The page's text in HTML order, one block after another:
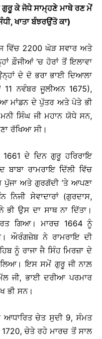
ਕੇ ਜੋਧੇ ਸਾਮ੍ਹਣੇ ਮਾਥੇ ਰਣ ਮੇਂ
ਖਾਤਾ ਬੰਝਰਉਂਤੋ ਕਾ)
ਵਿੱਚ 2200 ਘੋੜ ਸਵਾਰ ਅਤੇ
ਫ਼ੌਜੀਆਂ ’ਚ ਹੋਰਾਂ ਤੋਂ ਇਲਾਵਾ
ਦੇ ਦੋ ਭਰਾ ਭਾਈ ਦਿਆਲਾ
11 ਨਵੰਬਰ ਜੂਲੀਅਨ 1675),
ਮਾਂਡਨ ਦੇ ਪੁੱਤਰ ਅਤੇ ਪੋਤੇ ਭੀ
ਸਿੰਘ ਜੀ ਮਹਾਨ ਯੋਧੇ ਸਨ,
ਰੱਖਿਆ ਸੀ।
ਦੇ ਦਿਨ ਗੁਰੂ ਹਰਿਰਾਇ
ਬਾਬਾ ਰਾਮਰਾਇ ਦਿੱਲੀ ਵਿੱਚ
ਅਤੇ ਗੁਰਗੱਦੀ ’ਤੇ ਆਪਣਾ
ਸੇਵਾਦਾਰਾਂ (ਗੁਰਦਾਸ,
ਉਸ ਦਾ ਸਾਥ ਨਾ ਦਿੱਤਾ।
ਗਿਆ। ਮਾਰਚ 1664 ਨੂੰ
ਔਰੰਗਜ਼ੇਬ ਨੇ ਰਾਮਰਾਇ ਦੀ
ਨੂੰ ਰਾਜਾ ਜੈ ਸਿੰਹ ਮਿਰਜ਼ਾ ਦੇ
ਲਿਆ। ਇਸ ਸਮੇਂ ਗੁਰੂ ਜੀ ਨਾਲ਼
ਜੀ, ਭਾਈ ਦਰੀਆ ਪਰਮਾਰ
ਭੀ ਸਨ।
ਆਧਾਰਿਤ ਚੇਤ ਸੁਦੀ 9, ਸੰਮਤ
ਚੇਤੇ ਰਹੇ ਮਾਰਚ ਤੋਂ ਸਾਲ